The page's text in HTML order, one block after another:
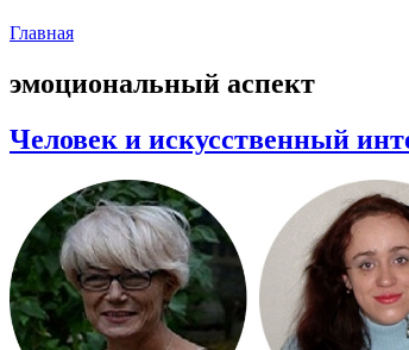
Главная
эмоциональный аспект
Человек и искусственный